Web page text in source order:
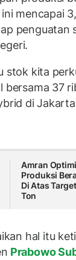
mencapai
penguatan
stok kita
bersama 37
di
Amran
Produksi
Di Atas
Ton
hal itu
Prabowo